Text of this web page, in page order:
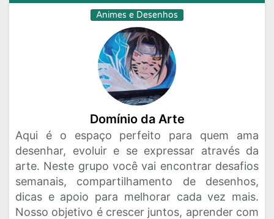
Animes e Desenhos
Domínio da Arte
Aqui é o espaço perfeito para quem ama
desenhar, evoluir e se expressar através da
arte. Neste grupo você vai encontrar desafios
semanais, compartilhamento de desenhos,
dicas e apoio para melhorar cada vez mais.
Nosso objetivo é crescer juntos, aprender com